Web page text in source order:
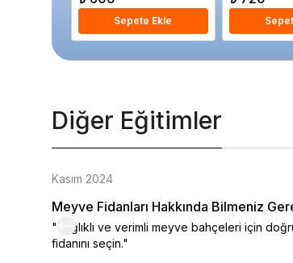
Sepete Ekle
Diğer Eğitimler
Kasım 2024
Meyve Fidanları Hakkında Bilmeniz
"Sağlıklı ve verimli meyve bahçeleri için
fidanını seçin."